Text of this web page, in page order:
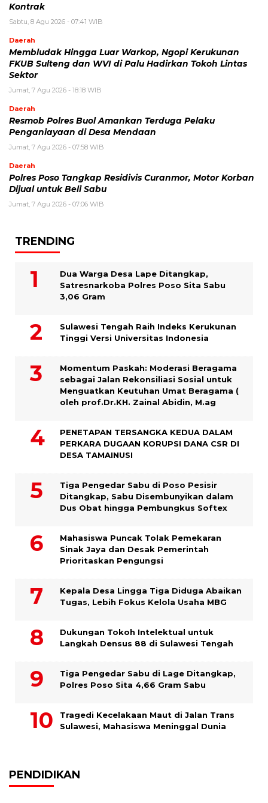
Kontrak
Sabtu, 8 Agu 2026 - 07:41 WIB
Daerah
Membludak Hingga Luar Warkop, Ngopi Kerukunan
FKUB Sulteng dan WVI di Palu Hadirkan Tokoh Lintas
Sektor
Jumat, 7 Agu 2026 - 18:18 WIB
Daerah
Resmob Polres Buol Amankan Terduga Pelaku
Penganiayaan di Desa Mendaan
Jumat, 7 Agu 2026 - 07:58 WIB
Daerah
Polres Poso Tangkap Residivis Curanmor, Motor Korban
Dijual untuk Beli Sabu
Jumat, 7 Agu 2026 - 07:06 WIB
TRENDING
Dua Warga Desa Lape Ditangkap,
Satresnarkoba Polres Poso Sita Sabu
3,06 Gram
Sulawesi Tengah Raih Indeks Kerukunan
Tinggi Versi Universitas Indonesia
Momentum Paskah: Moderasi Beragama
sebagai Jalan Rekonsiliasi Sosial untuk
Menguatkan Keutuhan Umat Beragama (
oleh prof.Dr.KH. Zainal Abidin, M.ag
PENETAPAN TERSANGKA KEDUA DALAM
PERKARA DUGAAN KORUPSI DANA CSR DI
DESA TAMAINUSI
Tiga Pengedar Sabu di Poso Pesisir
Ditangkap, Sabu Disembunyikan dalam
Dus Obat hingga Pembungkus Softex
Mahasiswa Puncak Tolak Pemekaran
Sinak Jaya dan Desak Pemerintah
Prioritaskan Pengungsi
Kepala Desa Lingga Tiga Diduga Abaikan
Tugas, Lebih Fokus Kelola Usaha MBG
Dukungan Tokoh Intelektual untuk
Langkah Densus 88 di Sulawesi Tengah
Tiga Pengedar Sabu di Lage Ditangkap,
Polres Poso Sita 4,66 Gram Sabu
Tragedi Kecelakaan Maut di Jalan Trans
Sulawesi, Mahasiswa Meninggal Dunia
PENDIDIKAN